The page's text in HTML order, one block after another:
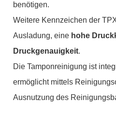
benötigen.
Weitere Kennzeichen der
Ausladung, eine hohe
Druckgenauigkeit.
Die Tamponreinigung ist
ermöglicht mittels
Ausnutzung des